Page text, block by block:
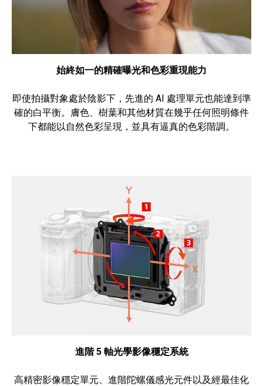
始終如一的精確曝光和色彩重現能力
即使拍攝對象處於陰影下，先進的 AI 處理單元也能達到準
確的白平衡。膚色、樹葉和其他材質在幾乎任何照明條件
下都能以自然色彩呈現，並具有逼真的色彩階調。
進階 5 軸光學影像穩定系統
高精密影像穩定單元、進階陀螺儀感光元件以及經最佳化